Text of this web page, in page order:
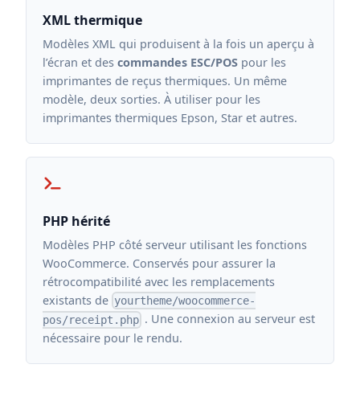
XML thermique
Modèles XML qui produisent à la fois un aperçu à
l’écran et des commandes ESC/POS pour les
imprimantes de reçus thermiques. Un même
modèle, deux sorties. À utiliser pour les
imprimantes thermiques Epson, Star et autres.
PHP hérité
Modèles PHP côté serveur utilisant les fonctions
WooCommerce. Conservés pour assurer la
rétrocompatibilité avec les remplacements
existants de yourtheme/woocommerce-
pos/receipt.php . Une connexion au serveur est
nécessaire pour le rendu.